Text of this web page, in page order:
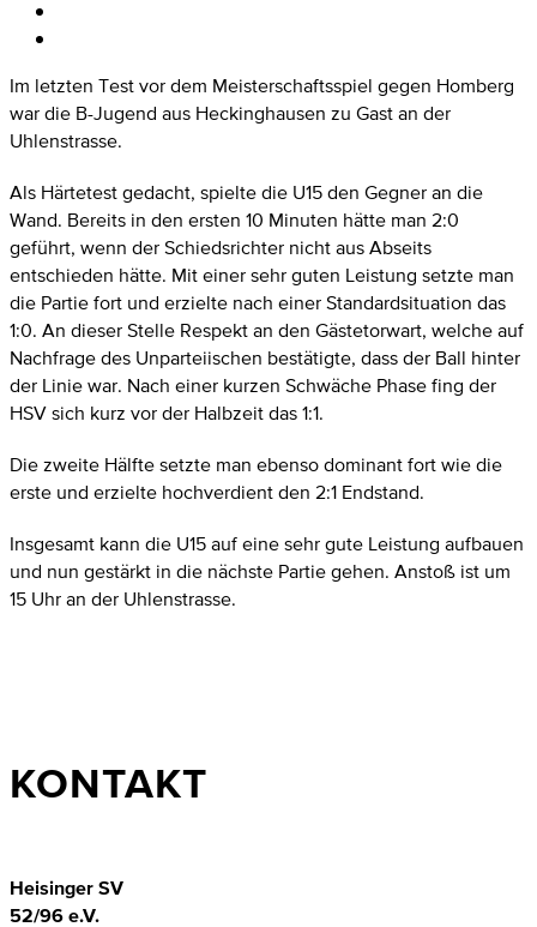
Im letzten Test vor dem Meisterschaftsspiel gegen Homberg
war die B-Jugend aus Heckinghausen zu Gast an der
Uhlenstrasse.
Als Härtetest gedacht, spielte die U15 den Gegner an die
Wand. Bereits in den ersten 10 Minuten hätte man 2:0
geführt, wenn der Schiedsrichter nicht aus Abseits
entschieden hätte. Mit einer sehr guten Leistung setzte man
die Partie fort und erzielte nach einer Standardsituation das
1:0. An dieser Stelle Respekt an den Gästetorwart, welche auf
Nachfrage des Unparteiischen bestätigte, dass der Ball hinter
der Linie war. Nach einer kurzen Schwäche Phase fing der
HSV sich kurz vor der Halbzeit das 1:1.
Die zweite Hälfte setzte man ebenso dominant fort wie die
erste und erzielte hochverdient den 2:1 Endstand.
Insgesamt kann die U15 auf eine sehr gute Leistung aufbauen
und nun gestärkt in die nächste Partie gehen. Anstoß ist um
15 Uhr an der Uhlenstrasse.
KONTAKT
Heisinger SV
52/96 e.V.